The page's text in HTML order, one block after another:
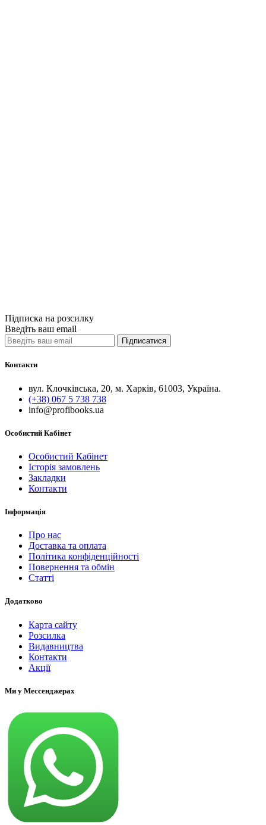
Підписка на розсилку
Введіть ваш email
Підписатися
Контакти
вул. Клочківська, 20, м. Харків, 61003, Україна.
(+38) 067 5 738 738
info@profibooks.ua
Особистий Кабінет
Особистий Кабінет
Історія замовлень
Закладки
Контакти
Інформація
Про нас
Доставка та оплата
Політика конфіденційності
Повернення та обмін
Статті
Додатково
Карта сайту
Розсилка
Видавництва
Контакти
Акції
Ми у Мессенджерах